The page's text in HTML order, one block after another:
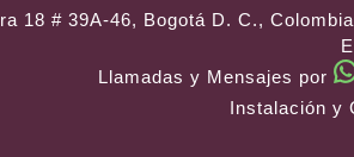
18 # 39A-46, Bogotá D. C.,
Llamadas y Mensajes por
Instalación y